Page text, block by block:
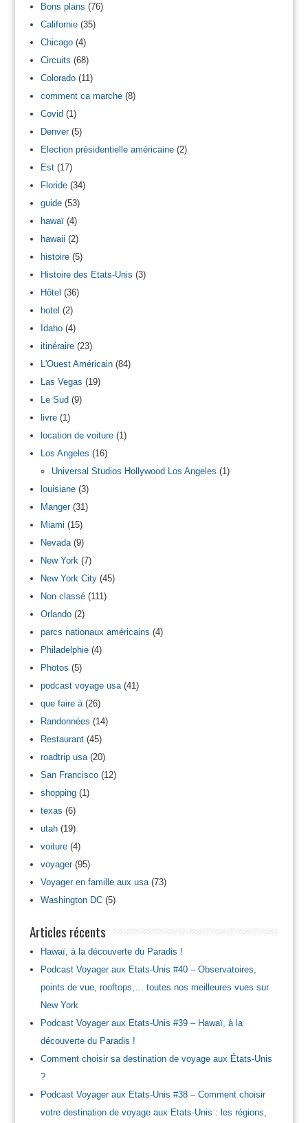
Bons plans (76)
Californie(35)
Chicago(4)
Circuits (68)
Colorado(11)
comment ca marche(8)
Covid(1)
Denver(5)
Election présidentielle américaine(2)
Est(17)
Floride(34)
guide(53)
hawaï(4)
hawaii (2)
histoire(5)
Histoire des Etats-Unis (3)
Hôtel (36)
hotel (2)
Idaho(4)
itinéraire(23)
L'Ouest Américain(84)
Las Vegas (19)
Le Sud(9)
livre(1)
location de voiture(1)
Los Angeles (16)
Universal Studios Hollywood Los Angeles (1)
louisiane(3)
Manger(31)
Miami (15)
Nevada(9)
New York (7)
New York City(45)
Non classé(111)
Orlando(2)
parcs nationaux américains (4)
Philadelphie(4)
Photos (5)
podcast voyage usa(41)
que faire à(26)
Randonnées (14)
Restaurant(45)
roadtrip usa(20)
San Francisco(12)
shopping(1)
texas (6)
utah(19)
voiture(4)
voyager(95)
Voyager en famille aux usa(73)
Washington DC(5)
Articles récents
Hawaï, à la découverte du Paradis !
Podcast Voyager aux Etats-Unis #40 – Observatoires,
points de vue, rooftops,… toutes nos meilleures vues sur
New York
Podcast Voyager aux Etats-Unis #39 – Hawaï, à la
découverte du Paradis !
Comment choisir sa destination de voyage aux États-Unis
?
Podcast Voyager aux Etats-Unis #38 – Comment choisir
votre destination de voyage aux Etats-Unis : les régions,